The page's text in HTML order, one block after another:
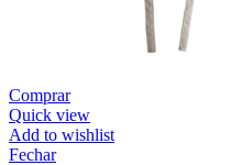
Comprar
Quick view
Add to wishlist
Fechar